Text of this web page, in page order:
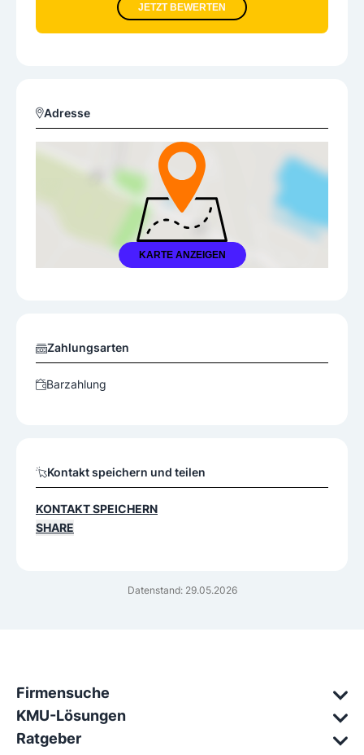
JETZT BEWERTEN
Adresse
KARTE ANZEIGEN
Datenstand: 29.05.2026
Zahlungsarten
Barzahlung
Kontakt speichern und teilen
KONTAKT SPEICHERN
SHARE
Firmensuche
KMU-Lösungen
Ratgeber